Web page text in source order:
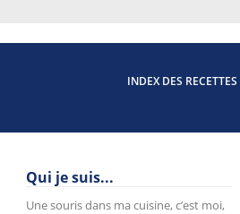
INDEX DES RECETTES
Qui je suis...
Une souris dans ma cuisine, c’est moi,